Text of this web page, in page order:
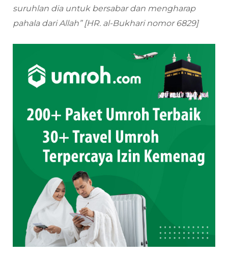
suruhlan dia untuk bersabar dan mengharap
pahala dari Allah” [HR. al-Bukhari nomor 6829]